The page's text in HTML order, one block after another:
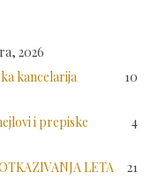
2026
kancelarija
10
i prepiske
4
LETA
21